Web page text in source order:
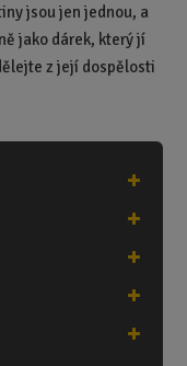
jsou jen jednou, a
jako dárek, který jí
z její dospělosti